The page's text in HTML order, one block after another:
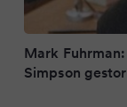
Mark
Simpson